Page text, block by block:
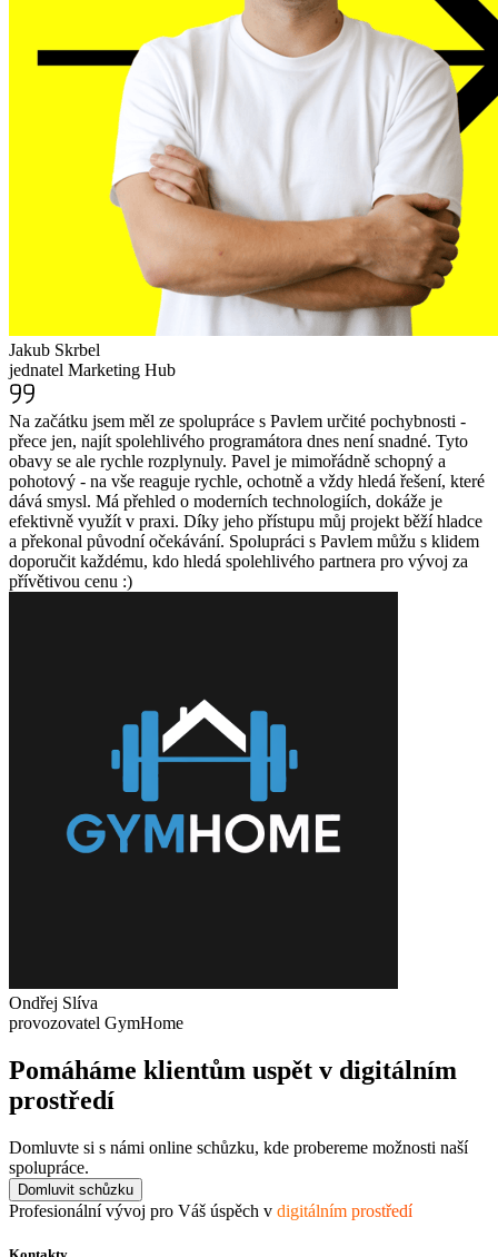
Jakub Skrbel
jednatel Marketing Hub
Na začátku jsem měl ze spolupráce s Pavlem určité pochybnosti -
přece jen, najít spolehlivého programátora dnes není snadné. Tyto
obavy se ale rychle rozplynuly. Pavel je mimořádně schopný a
pohotový - na vše reaguje rychle, ochotně a vždy hledá řešení, které
dává smysl. Má přehled o moderních technologiích, dokáže je
efektivně využít v praxi. Díky jeho přístupu můj projekt běží hladce
a překonal původní očekávání. Spolupráci s Pavlem můžu s klidem
doporučit každému, kdo hledá spolehlivého partnera pro vývoj za
přívětivou cenu :)
Ondřej Slíva
provozovatel GymHome
Pomáháme klientům uspět v digitálním
prostředí
Domluvte si s námi online schůzku, kde probereme možnosti naší
spolupráce.
Domluvit schůzku
Profesionální vývoj pro Váš úspěch v digitálním prostředí